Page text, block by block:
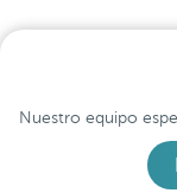
Nuestro equipo